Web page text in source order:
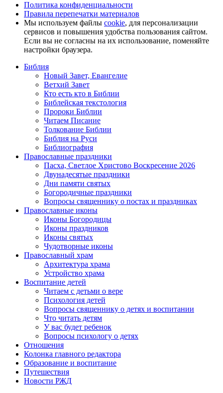
Политика конфиденциальности
Правила перепечатки материалов
Мы используем файлы cookie, для персонализации
сервисов и повышения удобства пользования сайтом.
Если вы не согласны на их использование, поменяйте
настройки браузера.
Библия
Новый Завет, Евангелие
Ветхий Завет
Кто есть кто в Библии
Библейская текстология
Пророки Библии
Читаем Писание
Толкование Библии
Библия на Руси
Библиография
Православные праздники
Пасха, Светлое Христово Воскресение 2026
Двунадесятые праздники
Дни памяти святых
Богородичные праздники
Вопросы священнику о постах и праздниках
Православные иконы
Иконы Богородицы
Иконы праздников
Иконы святых
Чудотворные иконы
Православный храм
Архитектура храма
Устройство храма
Воспитание детей
Читаем с детьми о вере
Психология детей
Вопросы священнику о детях и воспитании
Что читать детям
У вас будет ребенок
Вопросы психологу о детях
Отношения
Колонка главного редактора
Образование и воспитание
Путешествия
Новости РЖД